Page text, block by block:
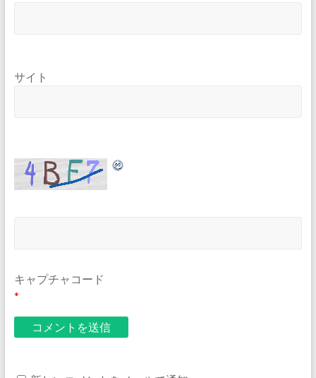
サイト
キャプチャコード
*